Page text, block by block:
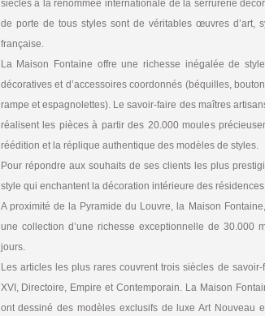
siècles à la renommée internationale de la serrurerie
de porte de tous styles sont de véritables œuvres d’art,
française.
La Maison Fontaine offre une richesse inégalée de
décoratives et d’accessoires coordonnés (béquilles,
rampe et espagnolettes). Le savoir-faire des maîtres
réalisent les pièces à partir des 20.000 moules
réédition et la réplique authentique des modèles de styles.
Pour répondre aux souhaits de ses clients les plus
style qui enchantent la décoration intérieure des
A proximité de la Pyramide du Louvre, la Maison
une collection d’une richesse exceptionnelle de 30.000
jours.
Les articles les plus rares couvrent trois siècles de
XVI, Directoire, Empire et Contemporain. La Maison
ont dessiné des modèles exclusifs de luxe Art Nouveau